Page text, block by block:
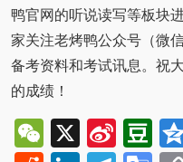
鸭官网的听说读写等板块
家关注老烤鸭公众号（微
备考资料和考试讯息。祝
的成绩！
WeChat
X
Sina